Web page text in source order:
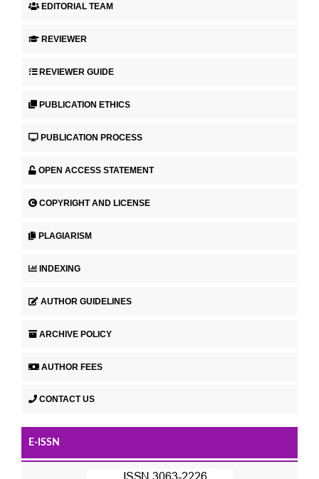
EDITORIAL TEAM
REVIEWER
REVIEWER GUIDE
PUBLICATION ETHICS
PUBLICATION PROCESS
OPEN ACCESS STATEMENT
COPYRIGHT AND LICENSE
PLAGIARISM
INDEXING
AUTHOR GUIDELINES
ARCHIVE POLICY
AUTHOR FEES
CONTACT US
E-ISSN